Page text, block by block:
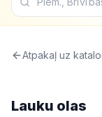
Atpakaļ uz
Lauku olas